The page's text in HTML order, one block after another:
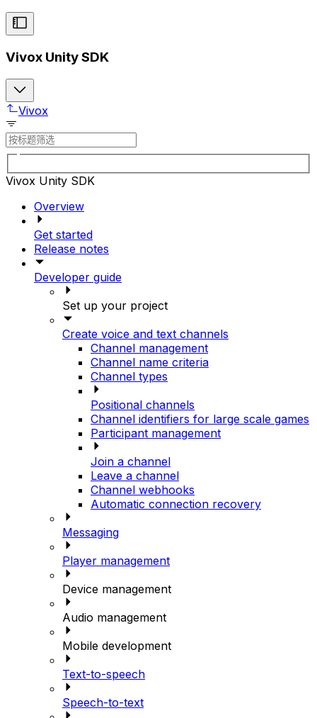
Vivox Unity SDK
Vivox
Vivox Unity SDK
Overview
Get started
Release notes
Developer guide
Set up your project
Create voice and text channels
Channel management
Channel name criteria
Channel types
Positional channels
Channel identifiers for large scale games
Participant management
Join a channel
Leave a channel
Channel webhooks
Automatic connection recovery
Messaging
Player management
Device management
Audio management
Mobile development
Text-to-speech
Speech-to-text